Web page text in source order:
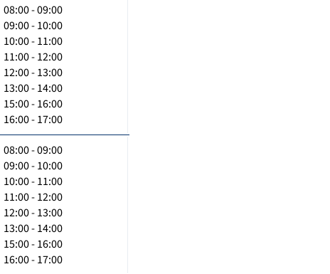
08:00 - 09:00
09:00 - 10:00
10:00 - 11:00
11:00 - 12:00
12:00 - 13:00
13:00 - 14:00
15:00 - 16:00
16:00 - 17:00
08:00 - 09:00
09:00 - 10:00
10:00 - 11:00
11:00 - 12:00
12:00 - 13:00
13:00 - 14:00
15:00 - 16:00
16:00 - 17:00